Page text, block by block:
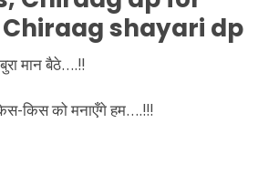
Chiraagshayari dp
मान बैठे….!!
किस को मनाएँगे हम….!!!